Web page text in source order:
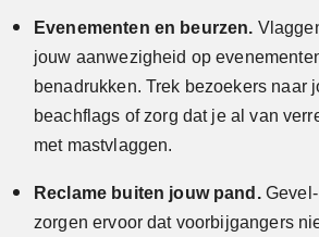
Evenementen en beurzen.
jouw aanwezigheid op
benadrukken. Trek bezoekers naar
beachflags of zorg dat je al van
met mastvlaggen.
Reclame buiten jouw pand.
zorgen ervoor dat voorbijgangers